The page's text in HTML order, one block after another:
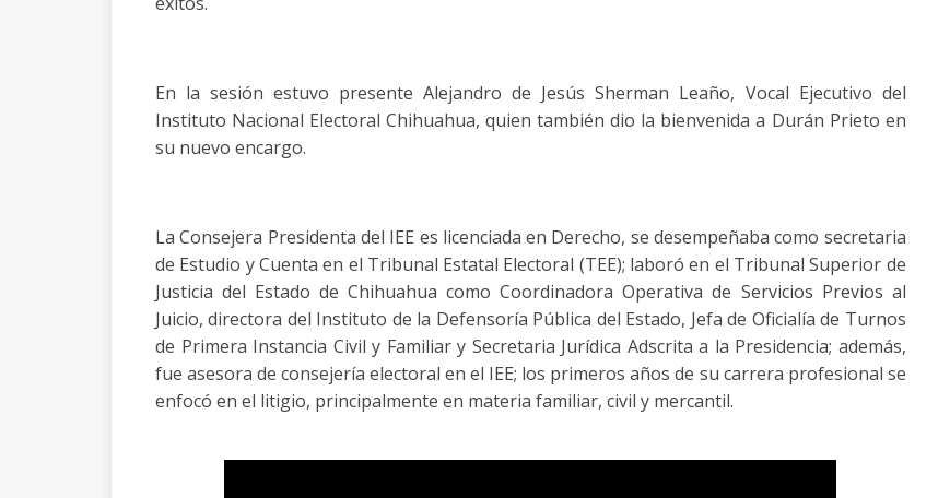
En la sesión estuvo presente Alejandro de Jesús Sherman Leaño, Vocal Ejecutivo del
Instituto Nacional Electoral Chihuahua, quien también dio la bienvenida a Durán Prieto en
su nuevo encargo.
La Consejera Presidenta del IEE es licenciada en Derecho, se desempeñaba como secretaria
de Estudio y Cuenta en el Tribunal Estatal Electoral (TEE); laboró en el Tribunal Superior de
Justicia del Estado de Chihuahua como Coordinadora Operativa de Servicios Previos al
Juicio, directora del Instituto de la Defensoría Pública del Estado, Jefa de Oficialía de Turnos
de Primera Instancia Civil y Familiar y Secretaria Jurídica Adscrita a la Presidencia; además,
fue asesora de consejería electoral en el IEE; los primeros años de su carrera profesional se
enfocó en el litigio, principalmente en materia familiar, civil y mercantil.